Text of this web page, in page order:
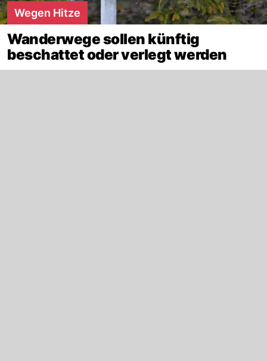
Wegen Hitze
Wanderwege sollen künftig
beschattet oder verlegt werden